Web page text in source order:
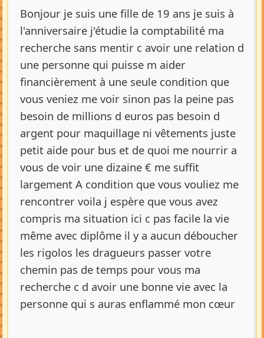
Bonjour je suis une fille de 19 ans je suis à
l'anniversaire j'étudie la comptabilité ma
recherche sans mentir c avoir une relation d
une personne qui puisse m aider
financièrement à une seule condition que
vous veniez me voir sinon pas la peine pas
besoin de millions d euros pas besoin d
argent pour maquillage ni vêtements juste
petit aide pour bus et de quoi me nourrir a
vous de voir une dizaine € me suffit
largement A condition que vous vouliez me
rencontrer voila j espère que vous avez
compris ma situation ici c pas facile la vie
même avec diplôme il y a aucun déboucher
les rigolos les dragueurs passer votre
chemin pas de temps pour vous ma
recherche c d avoir une bonne vie avec la
personne qui s auras enflammé mon cœur